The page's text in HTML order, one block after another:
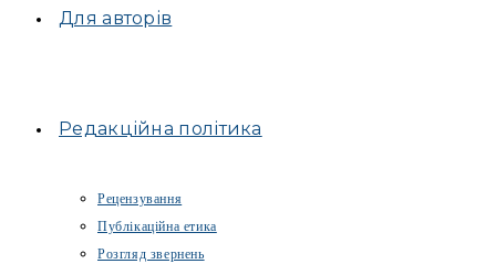
Для авторів
Редакційна політика
Рецензування
Публікаційна етика
Розгляд звернень